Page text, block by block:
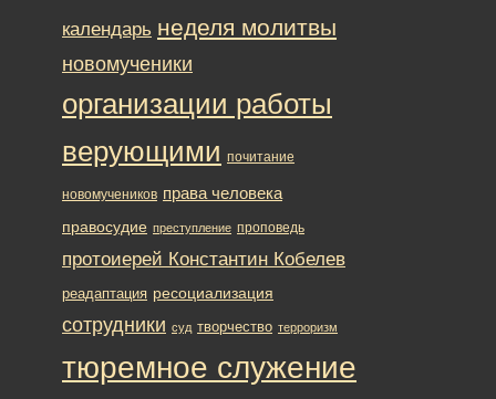
календарь неделя молитвы
новомученики
организации работы
верующими почитание
новомучеников права человека
правосудие преступление проповедь
протоиерей Константин Кобелев
реадаптация ресоциализация
сотрудники суд творчество терроризм
тюремное служение